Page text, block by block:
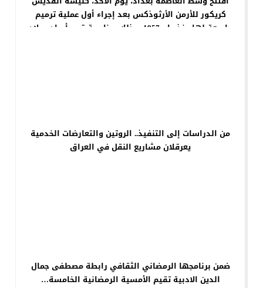
كريكور للأرمن الأرثوذكس بعد إجراء أول عملية ترميم
واسعة لها منذ عام 1957، وذلك بمناسبة قرب أعياد ميلاد
من الدراسات إلى التنفيذ.. الروتين والتعارضات الخدمية
يعرقلان مشاريع النقل في العراق
ضمن برنامجها الرمضاني الثقافي رابطة مصطفى جمال
الدين الادبية تقيم الأمسية الرمضانية الخامسة…